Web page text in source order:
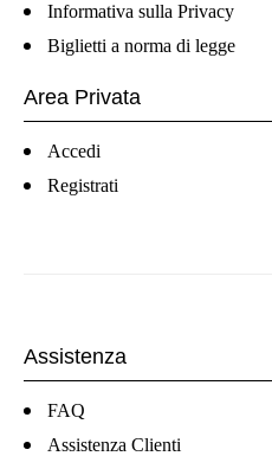
Informativa sulla Privacy
Biglietti a norma di legge
Area Privata
Accedi
Registrati
Assistenza
FAQ
Assistenza Clienti